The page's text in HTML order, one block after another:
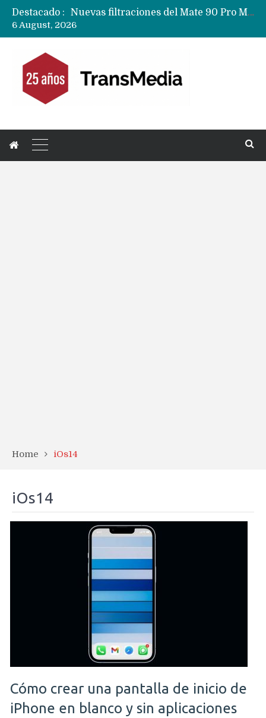
Destacado :
Apple dice que más ex empleados se llevaron datos confidenciales a OpenAI
6 August, 2026
Home iOs14
iOs14
Cómo crear una pantalla de inicio de
iPhone en blanco y sin aplicaciones